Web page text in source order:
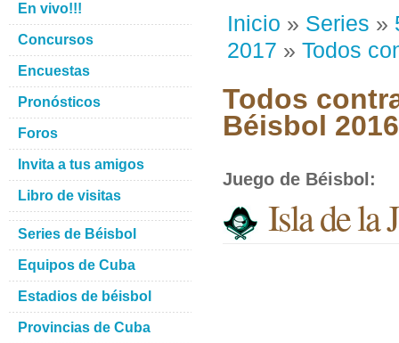
Inicio » Series »
2017 » Todos
Todos
Béisbol
Juego de Béisbol :
Isla de la
En vivo!!!
Concursos
Encuestas
Pronósticos
Foros
Invita a tus amigos
Libro de visitas
Series de Béisbol
Equipos de Cuba
Estadios de béisbol
Provincias de Cuba